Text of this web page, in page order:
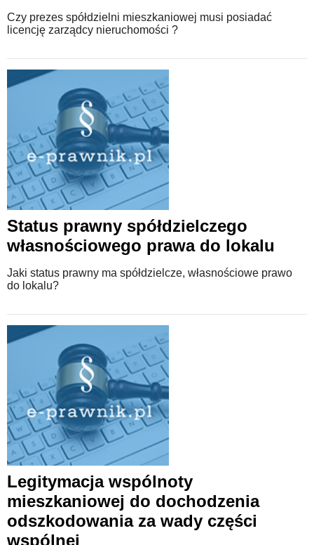
Czy prezes spółdzielni mieszkaniowej musi posiadać
licencję zarządcy nieruchomości ?
Status prawny spółdzielczego
własnościowego prawa do lokalu
Jaki status prawny ma spółdzielcze, własnościowe prawo
do lokalu?
Legitymacja wspólnoty
mieszkaniowej do dochodzenia
odszkodowania za wady części
wspólnej